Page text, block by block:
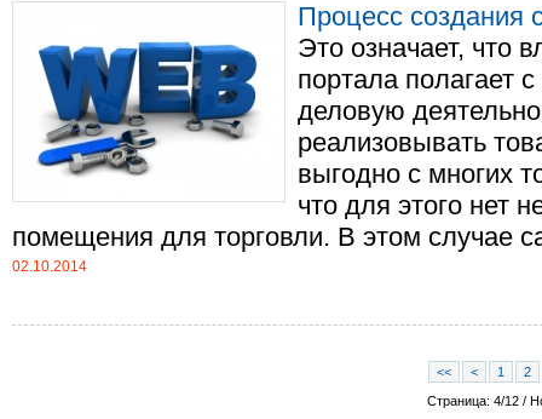
Процесс создания
Это означает, что
портала полагает
деловую
реализовывать
выгодно с многих
что для этого нет
помещения для торговли. В этом случае
02.10.2014
<< < 1
2
Страница: 4/12 /